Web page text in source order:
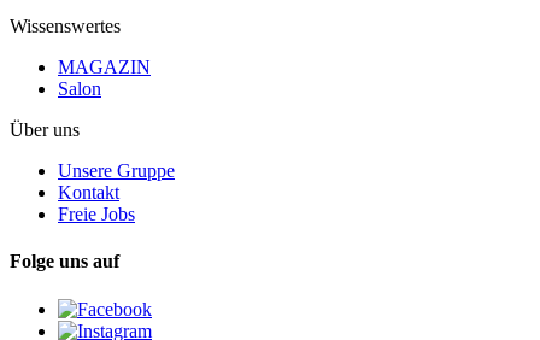
Wissenswertes
MAGAZIN
Salon
Über uns
Unsere Gruppe
Kontakt
Freie Jobs
Folge uns auf